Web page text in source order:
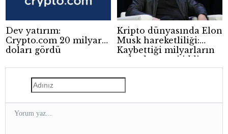
Dev yatırım:
Crypto.com 20 milyar
doları gördü
Kripto dünyasında Elon
Musk hareketliliği:
Kaybettiği milyarların
ardından yeni iddia